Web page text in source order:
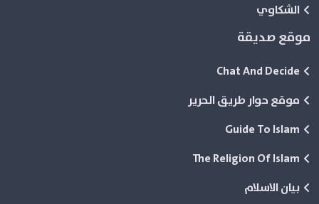
الشكاوي
موقع صديقة
Chat And Decide
موقع حوار طريق الحرير
Guide To Islam
The Religion Of Islam
بيان الاسلام